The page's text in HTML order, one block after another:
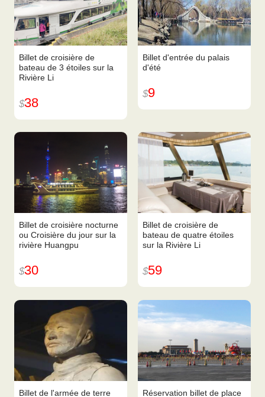
Billet de croisière de
bateau de 3 étoiles sur la
Rivière Li
$38
Billet d'entrée du palais
d'été
$9
Billet de croisière nocturne
ou Croisière du jour sur la
rivière Huangpu
$30
Billet de croisière de
bateau de quatre étoiles
sur la Rivière Li
$59
Billet de l'armée de terre
Réservation billet de place